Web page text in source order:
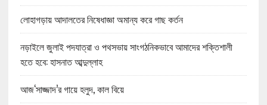
লোহাগড়ায় আদালতের নিষেধাজ্ঞা অমান্য করে গাছ কর্তন
নড়াইলে জুলাই পদযাত্রা ও পথসভায় সাংগঠনিকভাবে আমাদের শক্তিশালী
হতে হবে: হাসনাত আব্দুল্লাহ
আজ‘সাজ্জাদ’র গায়ে হলুদ, কাল বিয়ে